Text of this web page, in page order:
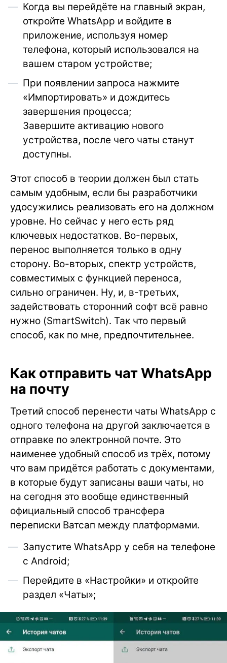
Когда вы перейдёте на главный экран,
откройте WhatsApp и войдите в
приложение, используя номер
телефона, который использовался на
вашем старом устройстве;
При появлении запроса нажмите
«Импортировать» и дождитесь
завершения процесса;
Завершите активацию нового
устройства, после чего чаты станут
доступны.
Этот способ в теории должен был стать
самым удобным, если бы разработчики
удосужились реализовать его на должном
уровне. Но сейчас у него есть ряд
ключевых недостатков. Во-первых,
перенос выполняется только в одну
сторону. Во-вторых, спектр устройств,
совместимых с функцией переноса,
сильно ограничен. Ну, и, в-третьих,
задействовать сторонний софт всё равно
нужно (SmartSwitch). Так что первый
способ, как по мне, предпочтительнее.
Как отправить чат WhatsApp
на почту
Третий способ перенести чаты WhatsApp с
одного телефона на другой заключается в
отправке по электронной почте. Это
наименее удобный способ из трёх, потому
что вам придётся работать с документами,
в которые будут записаны ваши чаты, но
на сегодня это вообще единственный
официальный способ трансфера
переписки Ватсап между платформами.
Запустите WhatsApp у себя на телефоне
с Android;
Перейдите в «Настройки» и откройте
раздел «Чаты»;